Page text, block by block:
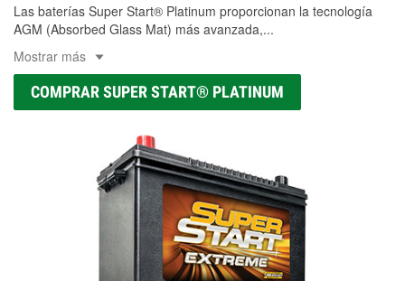
Las baterías Super Start® Platinum proporcionan la tecnología
AGM (Absorbed Glass Mat) más avanzada,...
Mostrar más
COMPRAR SUPER START® PLATINUM